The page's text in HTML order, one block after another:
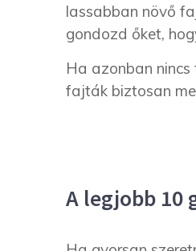
lassabban növő
gondozd őket,
Ha azonban
fajták biztosan
A legjobb 10